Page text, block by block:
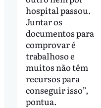
hospital passou.
Juntar os
documentos para
comprovar é
trabalhoso e
muitos não têm
recursos para
conseguir isso”,
pontua.